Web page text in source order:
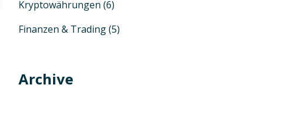
Kryptowährungen (6)
Finanzen & Trading(5)
Archive